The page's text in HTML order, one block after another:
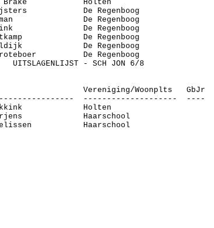
Brake Holten
De Regenboog
De Regenboog
De Regenboog
De Regenboog
De Regenboog
De Regenboog
UITSLAGENLIJST - SCH JON 6/8
Vereniging/Woonplts GbJr
-------------------- ----
Holten
Haarschool
Haarschool